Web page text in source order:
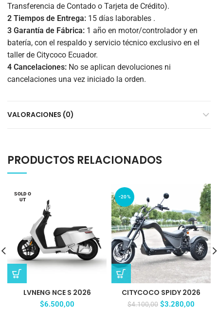
Transferencia de Contado o Tarjeta de Crédito).
2 Tiempos de Entrega: 15 días laborables .
3 Garantía de Fábrica: 1 año en motor/controlador y en
batería, con el respaldo y servicio técnico exclusivo en el
taller de Citycoco Ecuador.
4 Cancelaciones: No se aplican devoluciones ni
cancelaciones una vez iniciado la orden.
VALORACIONES (0)
PRODUCTOS RELACIONADOS
SOLD O
UT
LVNENG NCE S 2026
$6.500,00
-20%
CITYCOCO SPIDY 2026
$4.100,00 $3.280,00